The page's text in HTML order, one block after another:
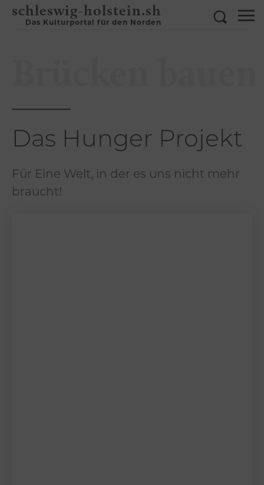
schleswig-holstein.sh
Das Kulturportal für den Norden
Das Hunger Projekt
Für Eine Welt, in der es uns nicht mehr
braucht!